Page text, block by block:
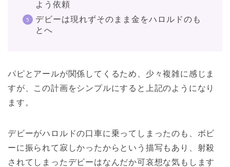
よう依頼
デビーは現れずそのまま金をハロルドのも
とへ
パピとアールが関係してくるため、少々複雑に感じま
すが、この計画をシンプルにすると上記のようになり
ます。
デビーがハロルドの口車に乗ってしまったのも、ボビ
ーに振られて寂しかったからという描写もあり、射殺
されてしまったデビーはなんだか可哀想な気もします